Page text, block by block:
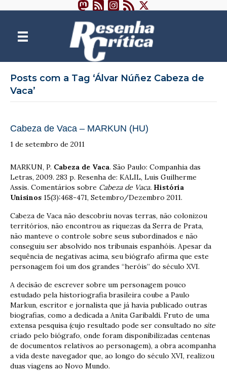
Posts com a Tag ‘Álvar Núñez Cabeza de
Vaca’
Cabeza de Vaca – MARKUN (HU)
1 de setembro de 2011
MARKUN, P. Cabeza de Vaca. São Paulo: Companhia das
Letras, 2009. 283 p. Resenha de: KALIL, Luis Guilherme
Assis. Comentários sobre Cabeza de Vaca. História
Unisinos 15(3):468-471, Setembro/Dezembro 2011.
Cabeza de Vaca não descobriu novas terras, não colonizou
territórios, não encontrou as riquezas da Serra de Prata,
não manteve o controle sobre seus subordinados e não
conseguiu ser absolvido nos tribunais espanhóis. Apesar da
sequência de negativas acima, seu biógrafo afirma que este
personagem foi um dos grandes “heróis” do século XVI.
A decisão de escrever sobre um personagem pouco
estudado pela historiografia brasileira coube a Paulo
Markun, escritor e jornalista que já havia publicado outras
biografias, como a dedicada a Anita Garibaldi. Fruto de uma
extensa pesquisa (cujo resultado pode ser consultado no site
criado pelo biógrafo, onde foram disponibilizadas centenas
de documentos relativos ao personagem), a obra acompanha
a vida deste navegador que, ao longo do século XVI, realizou
duas viagens ao Novo Mundo.